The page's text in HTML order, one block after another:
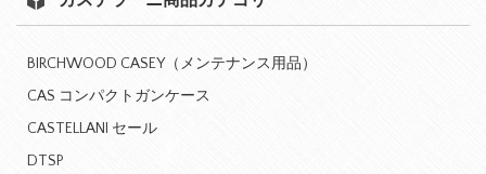
BIRCHWOOD CASEY（メンテナンス用品）
CAS コンパクトガンケース
CASTELLANI セール
DTSP